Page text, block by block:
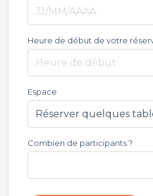
Heure de début de votre
Heure de début
Espace
Combien de participants ?